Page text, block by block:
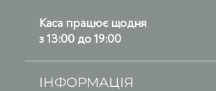
Каса працює щодня
з 13:00 до 19:00
ІНФОРМАЦІЯ